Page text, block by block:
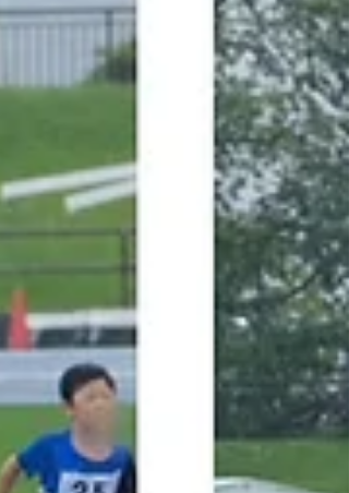
________________________ できないをできる